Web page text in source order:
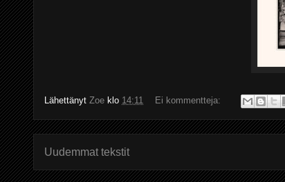
Lähettänyt Zoe klo 14:11 Ei kommentteja:
Uudemmat tekstit